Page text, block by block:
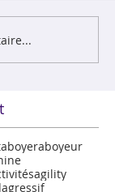
aboyeraboyeur
agility
agressif